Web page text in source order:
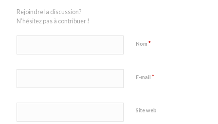
Rejoindre la discussion?
N’hésitez pas à contribuer !
Nom *
E-mail *
Site web